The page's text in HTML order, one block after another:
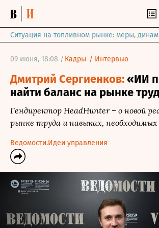
Ситуация на топливном рынке: меры,
09 июня, 18:08 / Кадры / Интервью
Дмитрий Сергиенков:«ИИ
найти баланс на рынке
Гендиректор HeadHunter – о новой
рынке труда и навыках,
Ведомости.Идеи управления